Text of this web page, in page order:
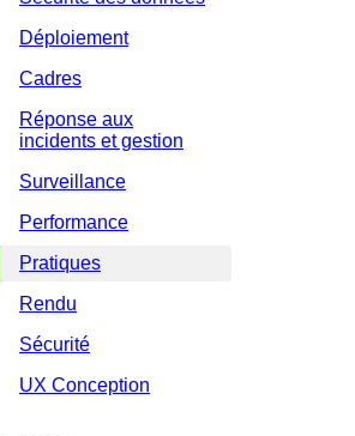
Déploiement
Cadres
Réponse aux
incidents et gestion
Surveillance
Performance
Pratiques
Rendu
Sécurité
UX Conception